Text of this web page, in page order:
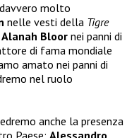
molto
nelle vesti della Tigre
Alanah Bloor nei panni di
di fama mondiale
amato nei panni di
nel ruolo
anche la presenza